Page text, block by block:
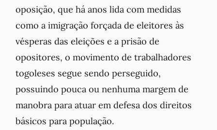
oposição, que há anos lida com medidas
como a imigração forçada de eleitores às
vésperas das eleições e a prisão de
opositores, o movimento de trabalhadores
togoleses segue sendo perseguido,
possuindo pouca ou nenhuma margem de
manobra para atuar em defesa dos direitos
básicos para população.